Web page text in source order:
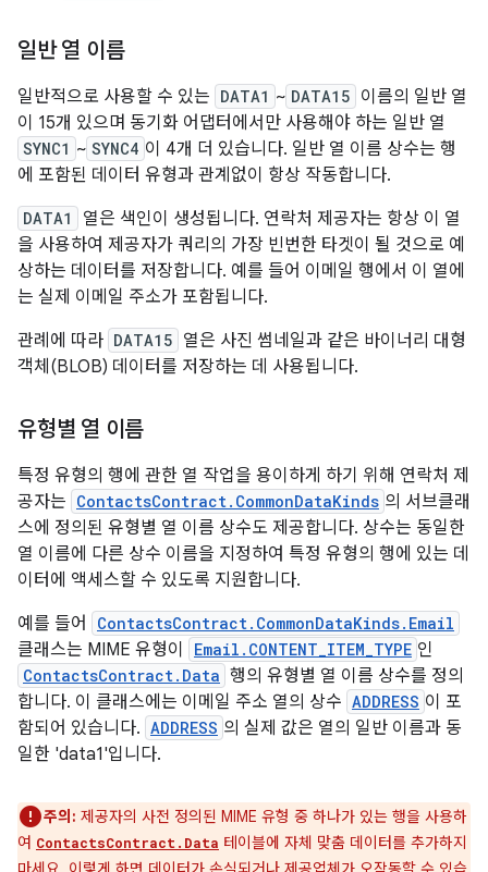
일반 열 이름
일반적으로 사용할 수 있는 DATA1 ~ DATA15 이름의 일반 열
이 15개 있으며 동기화 어댑터에서만 사용해야 하는 일반 열
SYNC1 ~ SYNC4 이 4개 더 있습니다. 일반 열 이름 상수는 행
에 포함된 데이터 유형과 관계없이 항상 작동합니다.
DATA1
열은 색인이 생성됩니다. 연락처 제공자는 항상 이 열
을 사용하여 제공자가 쿼리의 가장 빈번한 타겟이 될 것으로 예
상하는 데이터를 저장합니다. 예를 들어 이메일 행에서 이 열에
는 실제 이메일 주소가 포함됩니다.
관례에 따라 DATA15 열은 사진 썸네일과 같은 바이너리 대형
객체(BLOB) 데이터를 저장하는 데 사용됩니다.
유형별 열 이름
특정 유형의 행에 관한 열 작업을 용이하게 하기 위해 연락처 제
공자는 ContactsContract.CommonDataKinds 의 서브클래
스에 정의된 유형별 열 이름 상수도 제공합니다. 상수는 동일한
열 이름에 다른 상수 이름을 지정하여 특정 유형의 행에 있는 데
이터에 액세스할 수 있도록 지원합니다.
예를 들어
ContactsContract.CommonDataKinds.Email
클래스는 MIME 유형이 Email.CONTENT_ITEM_TYPE 인
ContactsContract.Data 행의 유형별 열 이름 상수를 정의
합니다. 이 클래스에는 이메일 주소 열의 상수 ADDRESS 이 포
함되어 있습니다. ADDRESS 의 실제 값은 열의 일반 이름과 동
일한 'data1'입니다.
주의: 제공자의 사전 정의된 MIME 유형 중 하나가 있는 행을 사용하
여 ContactsContract.Data 테이블에 자체 맞춤 데이터를 추가하지